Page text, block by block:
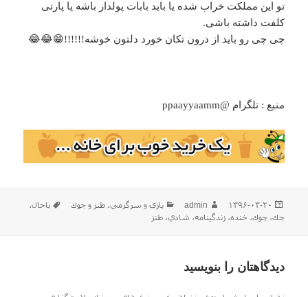
تو این مملکت خراب شده یا باید بابات پولدار باشه یا پارتی
کلفت داشته باشی.
چی چی رو باید از درون تکان خورد دلتون خوشه!!!!!!😁😂😂
منبع : تلگرام @ppaayyaamm
ارسال
شده
۱۳۹۶-۰۳-۲۰ نویسنده
admin دسته‌ها
بازی و سرگرمي،طنز و جوك برچسب‌ها
باحال،
جك،جوك،خنده،زندگينامه، شادي،طنز
دیدگاهتان را بنویسید